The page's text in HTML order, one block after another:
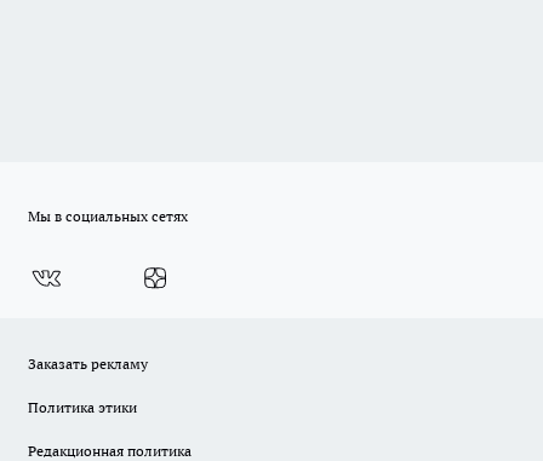
Мы в социальных сетях
Заказать рекламу
Политика этики
Редакционная политика